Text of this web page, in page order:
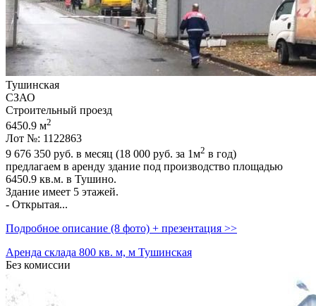
Тушинская
СЗАО
Строительный проезд
6450.9 м2
Лот №: 1122863
9 676 350 руб. в месяц (18 000 руб. за 1м2 в год)
предлагаем в аренду здание под производство площадью
6450.9 кв.м. в Тушино.
Здание имеет 5 этажей.
- Открытая...
Подробное описание (8 фото) + презентация >>
Аренда склада 800 кв. м, м Тушинская
Без комиссии